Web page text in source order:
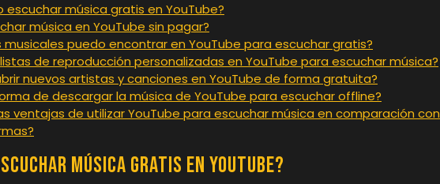
escuchar música gratis en YouTube?
música en YouTube sin pagar?
musicales puedo encontrar en YouTube para escuchar gratis?
de reproducción personalizadas en YouTube para escuchar música?
nuevos artistas y canciones en YouTube de forma gratuita?
de descargar la música de YouTube para escuchar offline?
ventajas de utilizar YouTube para escuchar música en comparación con
música gratis en YouTube?